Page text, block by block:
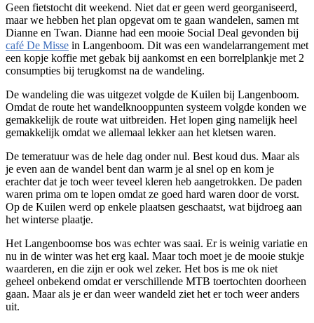
Geen fietstocht dit weekend. Niet dat er geen werd georganiseerd,
maar we hebben het plan opgevat om te gaan wandelen, samen mt
Dianne en Twan. Dianne had een mooie Social Deal gevonden bij
café De Misse in Langenboom. Dit was een wandelarrangement met
een kopje koffie met gebak bij aankomst en een borrelplankje met 2
consumpties bij terugkomst na de wandeling.
De wandeling die was uitgezet volgde de Kuilen bij Langenboom.
Omdat de route het wandelknooppunten systeem volgde konden we
gemakkelijk de route wat uitbreiden. Het lopen ging namelijk heel
gemakkelijk omdat we allemaal lekker aan het kletsen waren.
De temeratuur was de hele dag onder nul. Best koud dus. Maar als
je even aan de wandel bent dan warm je al snel op en kom je
erachter dat je toch weer teveel kleren heb aangetrokken. De paden
waren prima om te lopen omdat ze goed hard waren door de vorst.
Op de Kuilen werd op enkele plaatsen geschaatst, wat bijdroeg aan
het winterse plaatje.
Het Langenboomse bos was echter was saai. Er is weinig variatie en
nu in de winter was het erg kaal. Maar toch moet je de mooie stukje
waarderen, en die zijn er ook wel zeker. Het bos is me ok niet
geheel onbekend omdat er verschillende MTB toertochten doorheen
gaan. Maar als je er dan weer wandeld ziet het er toch weer anders
uit.